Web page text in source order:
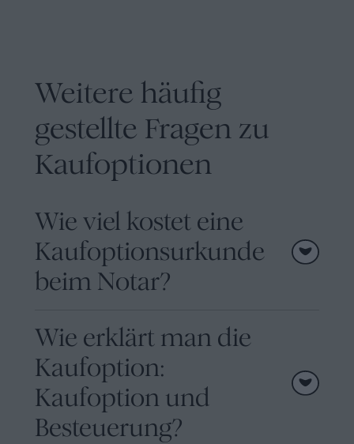
Weitere häufig
gestellte Fragen zu
Kaufoptionen
Wie viel kostet eine
Kaufoptionsurkunde
beim Notar?
Wie erklärt man die
Kaufoption:
Kaufoption und
Besteuerung?